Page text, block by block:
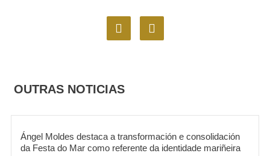
F
a
o
o
I
n
m
OUTRAS NOTICIAS
Ángel Moldes destaca a transformación e consolidación
da Festa do Mar como referente da identidade mariñeira